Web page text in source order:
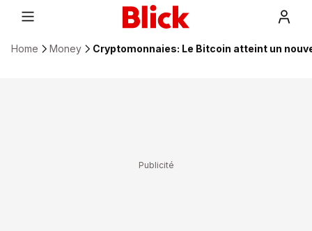
Home Money Cryptomonnaies: Le Bitcoin atteint un